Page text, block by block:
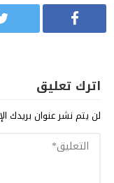
اترك تعليق
لن يتم نشر عنوان بريدك